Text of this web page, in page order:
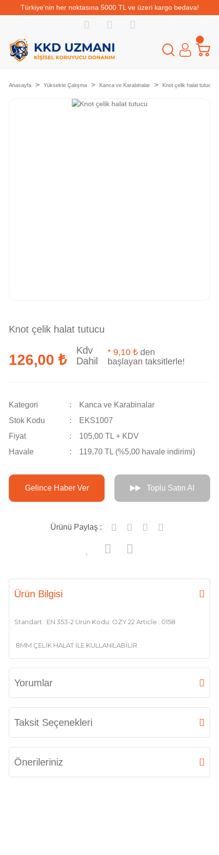
Türkiye'nin her noktasına 5000 TL ve üzeri kargo bedava!
Anasayfa Yüksekte Çalışma Kanca ve Karabinalar Knot çelik halat tutucu
Knot çelik halat tutucu
126,00 ₺
Kdv
Dahil
* 9,10 ₺ den
başlayan taksitlerle!
Kategori
Kanca ve Karabinalar
Stok Kodu
EKS1007
Fiyat
105,00 TL + KDV
Havale
119,70 TL (%5,00 havale indirimi)
Gelince Haber Ver Toplu Satın Al
Ürünü Paylaş :
Ürün Bilgisi
Standart : EN 353-2 Ürün Kodu: OZY 22 Article : 0158
8MM ÇELİK HALAT İLE KULLANILABİLİR.
Yorumlar
Bu ürüne ilk yorumu siz yapın!
Taksit Seçenekleri
Önerileriniz